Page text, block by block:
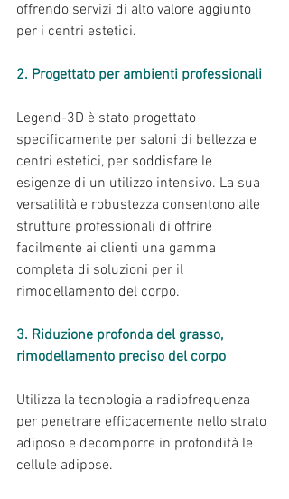
offrendo servizi di alto valore aggiunto
per i centri estetici.
2. Progettato per ambienti professionali
Legend-3D è stato progettato
specificamente per saloni di bellezza e
centri estetici, per soddisfare le
esigenze di un utilizzo intensivo. La sua
versatilità e robustezza consentono alle
strutture professionali di offrire
facilmente ai clienti una gamma
completa di soluzioni per il
rimodellamento del corpo.
3. Riduzione profonda del grasso,
rimodellamento preciso del corpo
Utilizza la tecnologia a radiofrequenza
per penetrare efficacemente nello strato
adiposo e decomporre in profondità le
cellule adipose.